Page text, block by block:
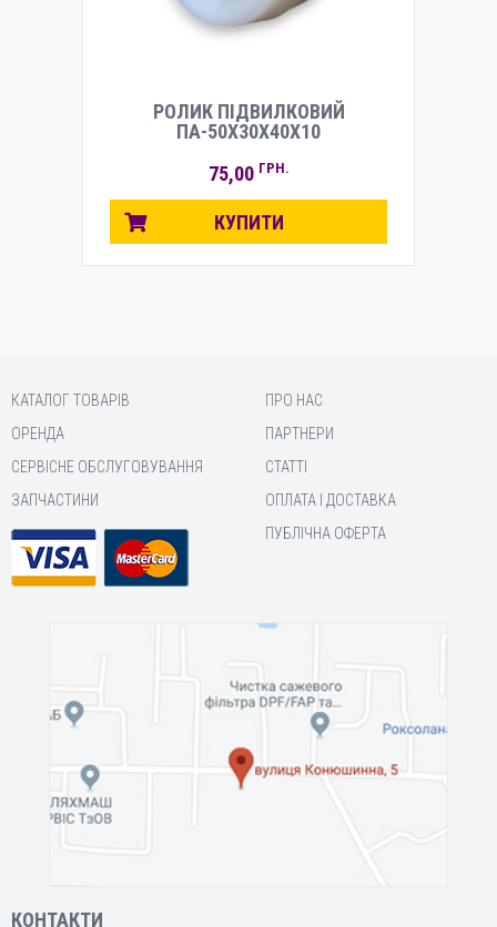
РОЛИК ПІДВИЛКОВИЙ
ПА-50Х30Х40Х10
75,00 ГРН.
КУПИТИ
КАТАЛОГ ТОВАРІВ
ОРЕНДА
СЕРВІСНЕ ОБСЛУГОВУВАННЯ
ЗАПЧАСТИНИ
ПРО НАС
ПАРТНЕРИ
СТАТТІ
ОПЛАТА І ДОСТАВКА
ПУБЛІЧНА ОФЕРТА
КОНТАКТИ